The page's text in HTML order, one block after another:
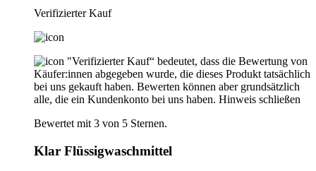
Verifizierter Kauf
"Verifizierter Kauf“ bedeutet, dass die Bewertung von
Käufer:innen abgegeben wurde, die dieses Produkt tatsächlich
bei uns gekauft haben. Bewerten können aber grundsätzlich
alle, die ein Kundenkonto bei uns haben. Hinweis schließen
Bewertet mit 3 von 5 Sternen.
Klar Flüssigwaschmittel